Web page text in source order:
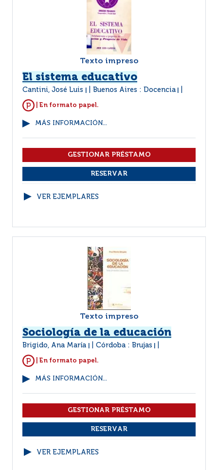
Texto impreso
El sistema educativo
Cantini, José Luis Buenos Aires : Docencia
| En formato papel.
MÁS INFORMACIÓN...
VER EJEMPLARES
Texto impreso
Sociología de la educación
Brigido, Ana María Córdoba : Brujas
| En formato papel.
MÁS INFORMACIÓN...
VER EJEMPLARES